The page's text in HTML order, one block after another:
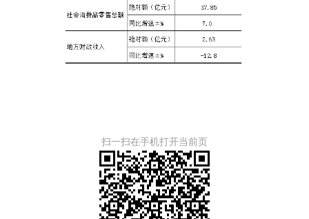
扫一扫在手机打开当前页